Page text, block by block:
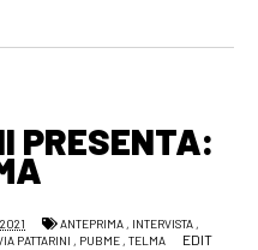
PRESENTA:
ANTEPRIMA , INTERVISTA ,
PATTARINI , PUBME, TELMA EDIT